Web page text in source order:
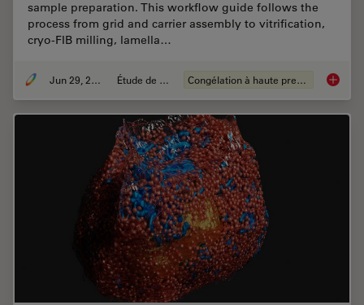
sample preparation. This workflow guide follows the
process from grid and carrier assembly to vitrification,
cryo-FIB milling, lamella…
Jun 29, 2026 Étude de cas Congélation à haute pression Waffle